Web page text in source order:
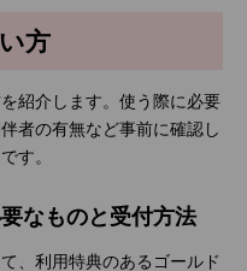
方
紹介します。使う際に必要
者の有無など事前に確認し
す。
なものと受付方法
、利用特典のあるゴールド